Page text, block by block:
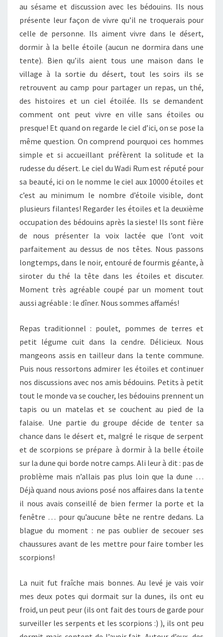
au sésame et discussion avec les bédouins. Ils nous
présente leur façon de vivre qu’il ne troquerais pour
celle de personne. Ils aiment vivre dans le désert,
dormir à la belle étoile (aucun ne dormira dans une
tente). Bien qu’ils aient tous une maison dans le
village à la sortie du désert, tout les soirs ils se
retrouvent au camp pour partager un repas, un thé,
des histoires et un ciel étoilée. Ils se demandent
comment ont peut vivre en ville sans étoiles ou
presque! Et quand on regarde le ciel d’ici, on se pose la
même question. On comprend pourquoi ces hommes
simple et si accueillant préfèrent la solitude et la
rudesse du désert. Le ciel du Wadi Rum est réputé pour
sa beauté, ici on le nomme le ciel aux 10000 étoiles et
c’est au minimum le nombre d’étoile visible, dont
plusieurs filantes! Regarder les étoiles et la deuxième
occupation des bédouins après la sieste! Ils sont fière
de nous présenter la voix lactée que l’ont voit
parfaitement au dessus de nos têtes. Nous passons
longtemps, dans le noir, entouré de fourmis géante, à
siroter du thé la tête dans les étoiles et discuter.
Moment très agréable coupé par un moment tout
aussi agréable : le dîner. Nous sommes affamés!
Repas traditionnel : poulet, pommes de terres et
petit légume cuit dans la cendre. Délicieux. Nous
mangeons assis en tailleur dans la tente commune.
Puis nous ressortons admirer les étoiles et continuer
nos discussions avec nos amis bédouins. Petits à petit
tout le monde va se coucher, les bédouins prennent un
tapis ou un matelas et se couchent au pied de la
falaise. Une partie du groupe décide de tenter sa
chance dans le désert et, malgré le risque de serpent
et de scorpions se prépare à dormir à la belle étoile
sur la dune qui borde notre camps. Ali leur à dit : pas de
problème mais n’allais pas plus loin que la dune …
Déjà quand nous avions posé nos affaires dans la tente
il nous avais conseillé de bien fermer la porte et la
fenêtre … pour qu’aucune bête ne rentre dedans. La
blague du moment : ne pas oublier de secouer ses
chaussures avant de les mettre pour faire tomber les
scorpions!
La nuit fut fraîche mais bonnes. Au levé je vais voir
mes deux potes qui dormait sur la dunes, ils ont eu
froid, un peut peur (ils ont fait des tours de garde pour
surveiller les serpents et les scorpions :) ), ils ont peu